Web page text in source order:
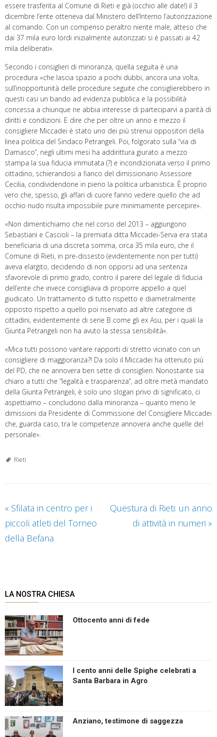
essere trasferita al Comune di Rieti e già (occhio alle date!) il 3
dicembre l’ente otteneva dal Ministero dell’Interno l’autorizzazione
al comando. Con un compenso peraltro niente male, atteso che
dai 37 mila euro lordi inizialmente autorizzati si è passati ai 42
mila deliberati».
Secondo i consiglieri di minoranza, quella seguita è una
procedura «che lascia spazio a pochi dubbi, ancora una volta,
sull’inopportunità delle procedure seguite che consiglierebbero in
questi casi un bando ad evidenza pubblica e la possibilità
concessa a chiunque ne abbia interesse di parteciparvi a parità di
diritti e condizioni. E dire che per oltre un anno e mezzo il
consigliere Miccadei è stato uno dei più strenui oppositori della
linea politica del Sindaco Petrangeli. Poi, folgorato sulla “via di
Damasco”, negli ultimi mesi ha addirittura giurato a mezzo
stampa la sua fiducia immutata (?) e incondizionata verso il primo
cittadino, schierandosi a fianco del dimissionario Assessore
Cecilia, condividendone in pieno la politica urbanistica. È proprio
vero che, spesso, gli affari di cuore fanno vedere quello che ad
occhio nudo risulta impossibile pure minimamente percepire».
«Non dimentichiamo che nel corso del 2013 – aggiungono
Sebastiani e Cascioli – la premiata ditta Miccadei-Serva era stata
beneficiaria di una discreta somma, circa 35 mila euro, che il
Comune di Rieti, in pre-dissesto (evidentemente non per tutti)
aveva elargito, decidendo di non opporsi ad una sentenza
sfavorevole di primo grado, contro il parere del legale di fiducia
dell’ente che invece consigliava di proporre appello a quel
giudicato. Un trattamento di tutto rispetto e diametralmente
opposto rispetto a quello poi riservato ad altre categorie di
cittadini, evidentemente di serie B come gli ex Asu, per i quali la
Giunta Petrangeli non ha avuto la stessa sensibilità».
«Mica tutti possono vantare rapporti di stretto vicinato con un
consigliere di maggioranza?! Da solo il Miccadei ha ottenuto più
del PD, che ne annovera ben sette di consiglieri. Nonostante sia
chiaro a tutti che “legalità e trasparenza”, ad oltre metà mandato
della Giunta Petrangeli, è solo uno slogan privo di significato, ci
aspettiamo – concludono dalla minoranza – quanto meno le
dimissioni da Presidente di Commissione del Consigliere Miccadei
che, guarda caso, tra le competenze annovera anche quelle del
personale».
Rieti
« Sfilata in centro per i
piccoli atleti del Torneo
della Befana
Questura di Rieti: un anno
di attività in numeri »
LA NOSTRA CHIESA
Ottocento anni di fede
I cento anni delle Spighe celebrati a
Santa Barbara in Agro
Anziano, testimone di saggezza